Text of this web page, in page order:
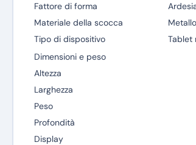
Fattore di forma
Materiale della scocca
Metallo
Tipo di dispositivo
Tablet
Dimensioni e peso
Altezza
Larghezza
Peso
Profondità
Display